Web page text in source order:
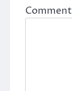
Comment